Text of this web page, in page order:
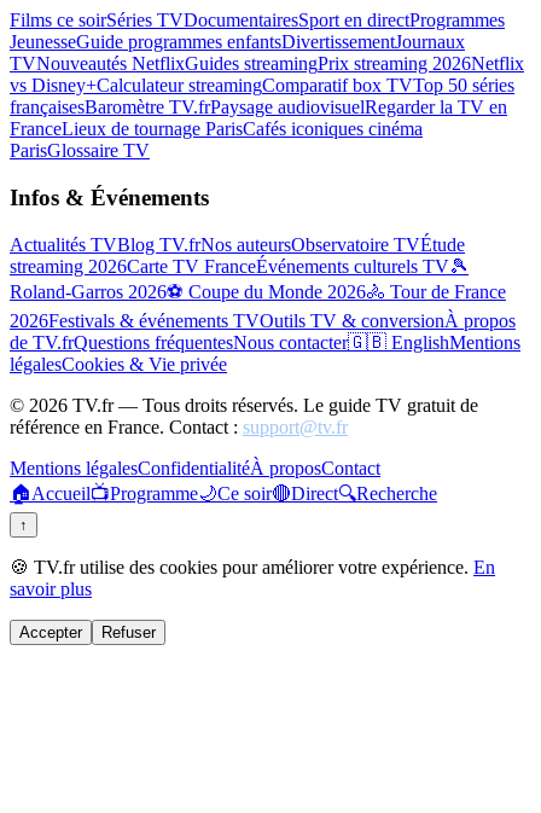
Films ce soirSéries TVDocumentairesSport en directProgrammes
JeunesseGuide programmes enfantsDivertissementJournaux
TVNouveautés NetflixGuides streamingPrix streaming 2026Netflix
vs Disney+Calculateur streamingComparatif box TVTop 50 séries
françaisesBaromètre TV.frPaysage audiovisuelRegarder la TV en
FranceLieux de tournage ParisCafés iconiques cinéma
ParisGlossaire TV
Infos & Événements
Actualités TVBlog TV.frNos auteursObservatoire TVÉtude
streaming 2026Carte TV FranceÉvénements culturels TV🎾
Roland-Garros 2026⚽ Coupe du Monde 2026🚴 Tour de France
2026Festivals & événements TVOutils TV & conversionÀ propos
de TV.frQuestions fréquentesNous contacter🇬🇧 EnglishMentions
légalesCookies & Vie privée
© 2026 TV.fr — Tous droits réservés. Le guide TV gratuit de
référence en France. Contact : support@tv.fr
Mentions légalesConfidentialitéÀ proposContact
🏠Accueil📺Programme🌙Ce soir🔴Direct🔍Recherche
↑
🍪 TV.fr utilise des cookies pour améliorer votre expérience. En
savoir plus
Accepter Refuser